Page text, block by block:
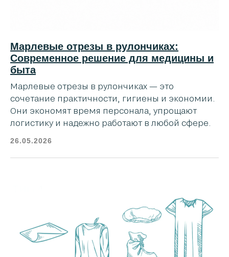
Марлевые отрезы в рулончиках:
Современное решение для медицины и
быта
Марлевые отрезы в рулончиках — это
сочетание практичности, гигиены и экономии.
Они экономят время персонала, упрощают
логистику и надежно работают в любой сфере.
26.05.2026